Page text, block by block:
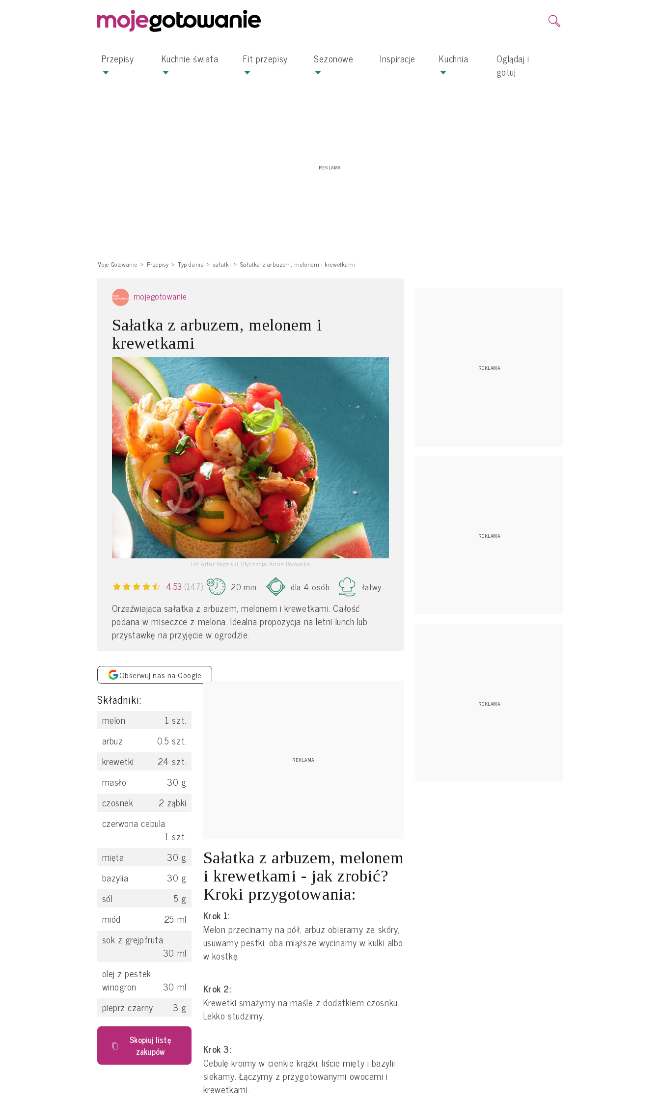
Przepisy Kuchnie świata Fit przepisy Sezonowe Inspiracje Kuchnia
Oglądaj i
gotuj
Moje Gotowanie Przepisy Typ dania sałatki Sałatka z arbuzem, melonem i krewetkami
mojegotowanie
Sałatka z arbuzem, melonem i
krewetkami
Fot. Artur Rogalski, Stylizacja: Anna Borowska
4.53 (147) 20 min. dla 4 osób łatwy
Orzeźwiająca sałatka z arbuzem, melonem i krewetkami. Całość
podana w miseczce z melona. Idealna propozycja na letni lunch lub
przystawkę na przyjęcie w ogrodzie.
Obserwuj nas na Google
Składniki:
melon 1 szt.
arbuz
0.5 szt.
krewetki
24 szt.
masło
30 g
czosnek
2 ząbki
czerwona cebula
1 szt.
mięta
30 g
bazylia
30 g
sól
5 g
miód
25 ml
sok z grejpfruta
30 ml
olej z pestek
winogron
30 ml
pieprz czarny
3 g
Skopiuj listę
zakupów
Sałatka z arbuzem, melonem
i krewetkami - jak zrobić?
Kroki przygotowania:
Krok 1:
Melon przecinamy na pół, arbuz obieramy ze skóry,
usuwamy pestki, oba miąższe wycinamy w kulki albo
w kostkę.
Krok 2:
Krewetki smażymy na maśle z dodatkiem czosnku.
Lekko studzimy.
Krok 3:
Cebulę kroimy w cienkie krążki, liście mięty i bazylii
siekamy. Łączymy z przygotowanymi owocami i
krewetkami.